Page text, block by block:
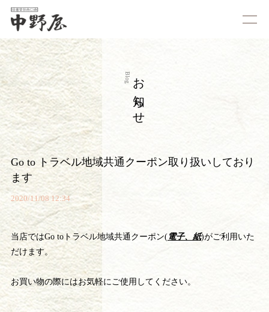
お知らせ
Blog
Go to トラベル地域共通クーポン取り扱いしており
ます
2020/11/08 12:34
当店ではGo toトラベル地域共通クーポン(電子、紙)がご利用いた
だけます。
お買い物の際にはお気軽にご使用してください。